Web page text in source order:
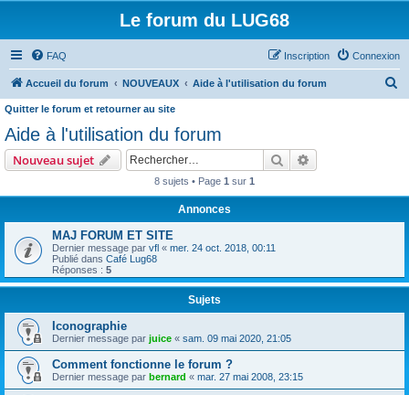
Le forum du LUG68
FAQ Connexion
Inscription
Accueil du forum NOUVEAUX Aide à l'utilisation du forum
r
Quitter le forum et retourner au site
Aide à l'utilisation du forum
Nouveau sujet Rechercher
8 sujets • Page 1 sur 1
Annonces
MAJ FORUM ET SITE
Dernier message par vfl « mer. 24 oct. 2018, 00:11
Publié dans Café Lug68
Réponses : 5
Sujets
Iconographie
Dernier message par juice « sam. 09 mai 2020, 21:05
Comment fonctionne le forum ?
Dernier message par bernard « mar. 27 mai 2008, 23:15